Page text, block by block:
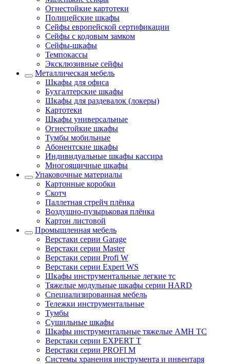
Огнестойкие картотеки
Полицейские шкафы
Сейфы европейской сертификации
Сейфы с кодовым замком
Сейфы-шкафы
Темпокассы
Эксклюзивные сейфы
Металлическая мебель
Шкафы для офиса
Бухгалтерские шкафы
Шкафы для раздевалок (локеры)
Картотеки
Шкафы универсальные
Огнестойкие шкафы
Тумбы мобильные
Абонентские шкафы
Индивидуальные шкафы кассира
Многоящичные шкафы
Упаковочные материалы
Картонные коробки
Скотч
Паллетная стрейч плёнка
Воздушно-пузырьковая плёнка
Картон листовой
Промышленная мебель
Верстаки серии Garage
Верстаки серии Master
Верстаки серии Profi W
Верстаки серии Expert WS
Шкафы инструментальные легкие тс
Тяжелые модульные шкафы серии HARD
Cпециализированная мебель
Тележки инструментальные
Тумбы
Cушильные шкафы
Шкафы инструментальные тяжелые AMH TC
Верстаки серии EXPERT T
Верстаки серии PROFI M
Системы хранения инструмента и инвентаря